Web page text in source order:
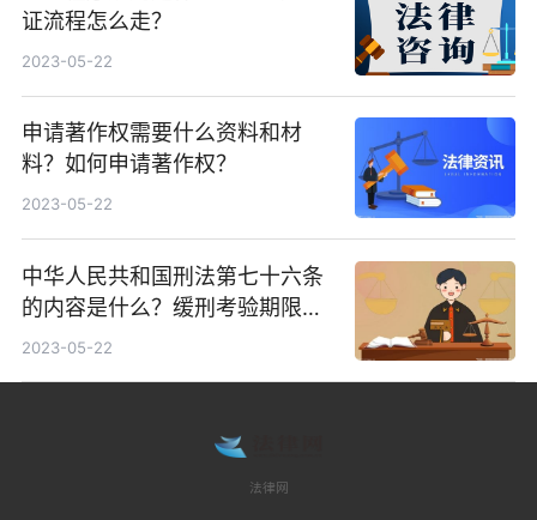
证流程怎么走？
2023-05-22
申请著作权需要什么资料和材
料？如何申请著作权？
2023-05-22
中华人民共和国刑法第七十六条
的内容是什么？缓刑考验期限从
什么时间起计算？
2023-05-22
法律网